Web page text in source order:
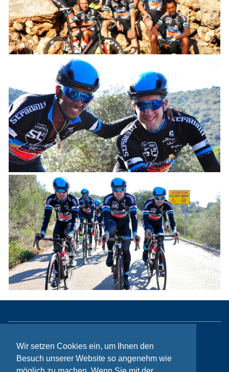
Wir setzen Cookies ein, um Ihnen den
Besuch unserer Website so angenehm wie
Sitemap
Kontakt